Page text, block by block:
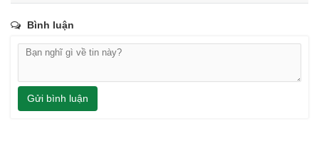
Bình luận
Gửi bình luận